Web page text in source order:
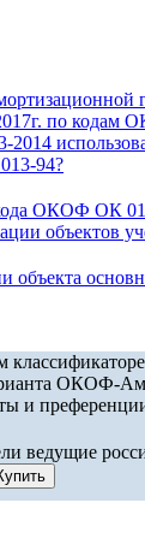
по кодам
2014
94?
ОКОФ ОК
объектов
объекта
классификаторе
ОКОФ-
и
ведущие